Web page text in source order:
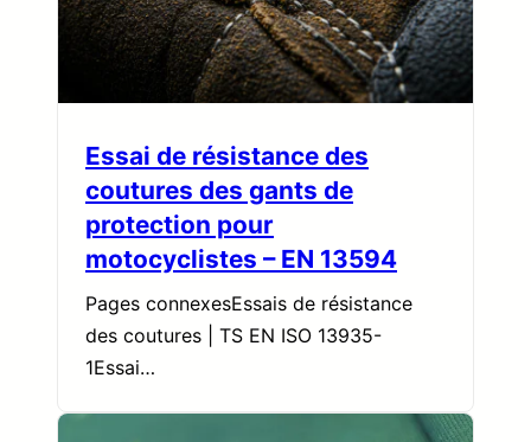
Essai de résistance des
coutures des gants de
protection pour
motocyclistes – EN 13594
Pages connexesEssais de résistance
des coutures | TS EN ISO 13935-
1Essai…